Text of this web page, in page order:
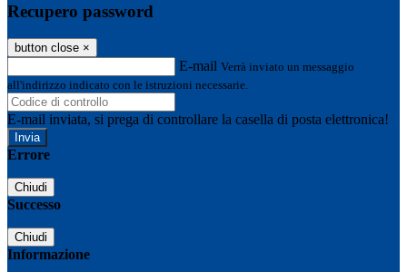
Recupero password
button close ×
E-mail Verrà inviato un messaggio
all'indirizzo indicato con le istruzioni necessarie.
E-mail inviata, si prega di controllare la casella di posta elettronica!
Errore
Chiudi
Successo
Chiudi
Informazione